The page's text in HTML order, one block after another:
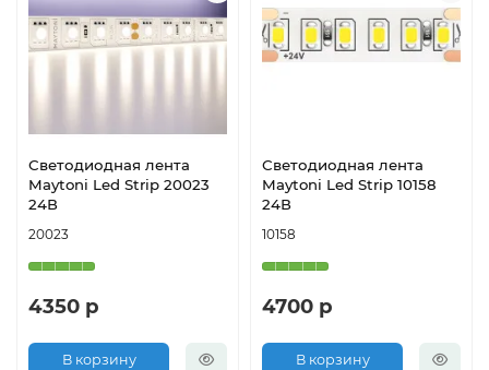
Светодиодная лента
Maytoni Led Strip 20023
24В
20023
4350 р
В корзину
Светодиодная лента
Maytoni Led Strip 10158
24В
10158
4700 р
В корзину